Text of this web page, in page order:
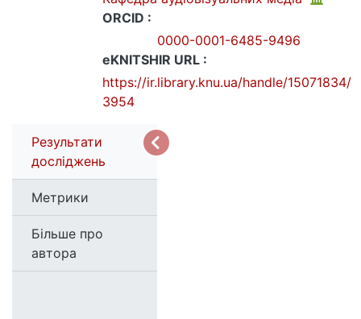
ORCID :
0000-0001-6485-9496
eKNITSHIR URL :
https://ir.library.knu.ua/handle/15071834/
3954
Результати
досліджень
Метрики
Більше про
автора